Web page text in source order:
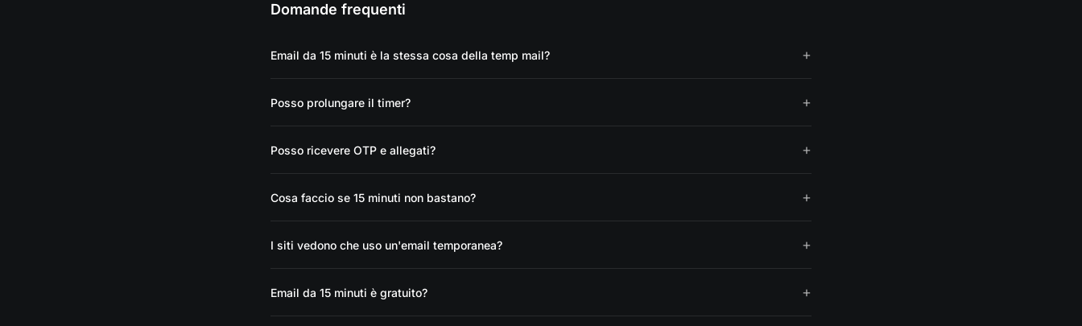
Domande frequenti
Email da 15 minuti è la stessa cosa della temp mail?
Posso prolungare il timer?
Posso ricevere OTP e allegati?
Cosa faccio se 15 minuti non bastano?
I siti vedono che uso un'email temporanea?
Email da 15 minuti è gratuito?